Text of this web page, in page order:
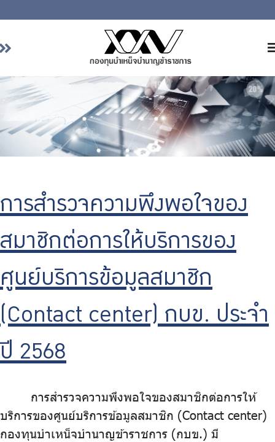
หน้าหลัก
เกี่ยวกับ กบข.
บริการสมาชิก
การบริหารความเสี่ยง
รายงานผลการดำเนินงาน
ข่าวสารและกิจกรรม
บริการเจ้าหน้าที่ส่วนราชการ
ร่วมงานกับเรา
การสำรวจความพึงพอใจของ
สมาชิกต่อการให้บริการของ
ศูนย์บริการข้อมูลสมาชิก
(Contact center) กบข. ประจำ
ปี 2568
การสำรวจความพึงพอใจของสมาชิกต่อการให้
บริการของศูนย์บริการข้อมูลสมาชิก (Contact center)
กองทุนบำเหน็จบำนาญข้าราชการ (กบข.) มี